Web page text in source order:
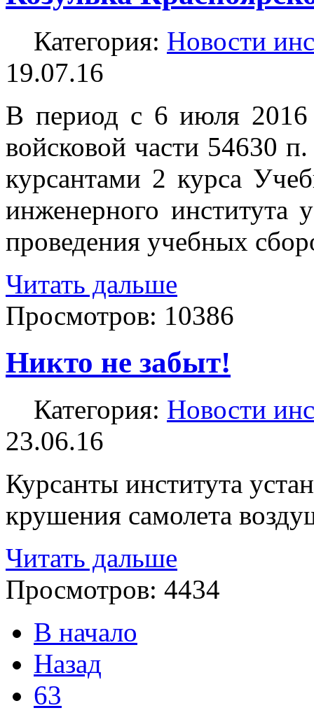
Категория: Новости
19.07.16
В период с 6 июля
войсковой части 54630
курсантами 2 курса
инженерного института
проведения учебных
Читать дальше
Просмотров: 10386
Никто не забыт!
Категория: Новости
23.06.16
Курсанты института
крушения самолета
Читать дальше
Просмотров: 4434
В начало
Назад
63